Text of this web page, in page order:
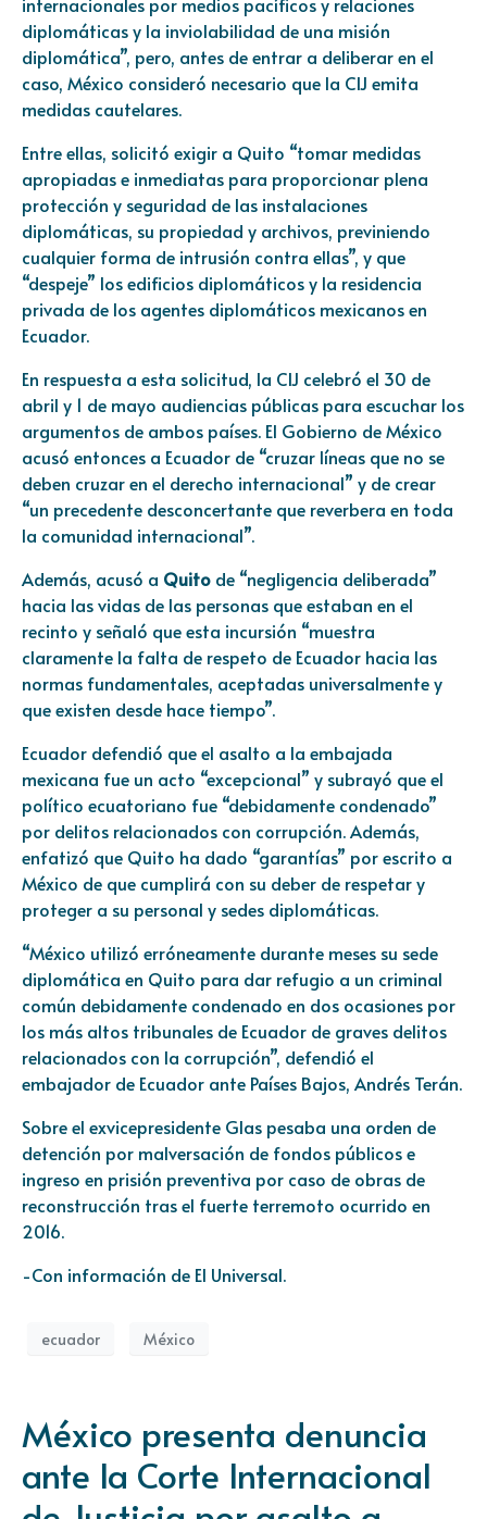
diplomáticas y la inviolabilidad de una misión
diplomática”, pero, antes de entrar a deliberar en el
caso, México consideró necesario que la CIJ emita
medidas cautelares.
Entre ellas, solicitó exigir a Quito “tomar medidas
apropiadas e inmediatas para proporcionar plena
protección y seguridad de las instalaciones
diplomáticas, su propiedad y archivos, previniendo
cualquier forma de intrusión contra ellas”, y que
“despeje” los edificios diplomáticos y la residencia
privada de los agentes diplomáticos mexicanos en
Ecuador.
En respuesta a esta solicitud, la CIJ celebró el 30 de
abril y 1 de mayo audiencias públicas para escuchar los
argumentos de ambos países. El Gobierno de México
acusó entonces a Ecuador de “cruzar líneas que no se
deben cruzar en el derecho internacional” y de crear
“un precedente desconcertante que reverbera en toda
la comunidad internacional”.
Además, acusó a Quito de “negligencia deliberada”
hacia las vidas de las personas que estaban en el
recinto y señaló que esta incursión “muestra
claramente la falta de respeto de Ecuador hacia las
normas fundamentales, aceptadas universalmente y
que existen desde hace tiempo”.
Ecuador defendió que el asalto a la embajada
mexicana fue un acto “excepcional” y subrayó que el
político ecuatoriano fue “debidamente condenado”
por delitos relacionados con corrupción. Además,
enfatizó que Quito ha dado “garantías” por escrito a
México de que cumplirá con su deber de respetar y
proteger a su personal y sedes diplomáticas.
“México utilizó erróneamente durante meses su sede
diplomática en Quito para dar refugio a un criminal
común debidamente condenado en dos ocasiones por
los más altos tribunales de Ecuador de graves delitos
relacionados con la corrupción”, defendió el
embajador de Ecuador ante Países Bajos, Andrés Terán.
Sobre el exvicepresidente Glas pesaba una orden de
detención por malversación de fondos públicos e
ingreso en prisión preventiva por caso de obras de
reconstrucción tras el fuerte terremoto ocurrido en
2016.
-Con información de El Universal.
ecuador México
México presenta denuncia
ante la Corte Internacional